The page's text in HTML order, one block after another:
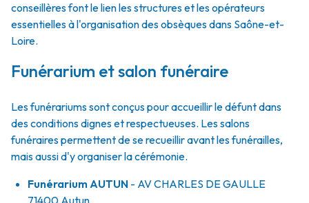
conseillères font le lien les structures et les opérateurs
essentielles à l'organisation des obsèques dans Saône-et-
Loire.
Funérarium et salon funéraire
Les funérariums sont conçus pour accueillir le défunt dans
des conditions dignes et respectueuses. Les salons
funéraires permettent de se recueillir avant les funérailles,
mais aussi d'y organiser la cérémonie.
FunérariumAUTUN - AVCHARLES DE GAULLE
71400 Autun